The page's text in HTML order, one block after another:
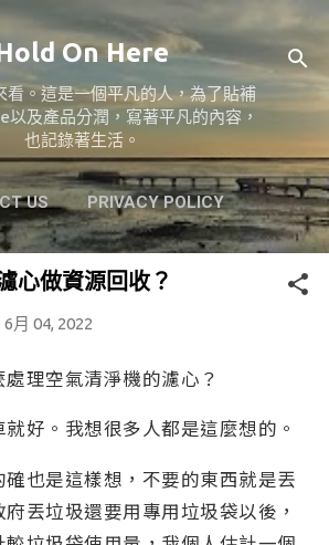
跳到主要內容
On Here
看。這是一個平凡的人，為了貼補
以及產品分潤，寫著平凡的內容，
也記錄著生活。
US PRIVACY POLICY
更多… MY GIVING
心做資源回收？
6月 04, 2022
理空氣清淨機的濾心？
好。我想很多人都是這麼想的。
也是這樣想，不要的東西就是丟
丟垃圾還要用專用垃圾袋以後，